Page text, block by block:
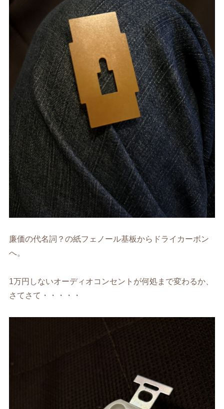
廉価の代名詞？の紙フェノール基板からドライカーボン
へ。
1万円しないオーディオコンセントが何処まで変わるか、
さてさて・・・・・